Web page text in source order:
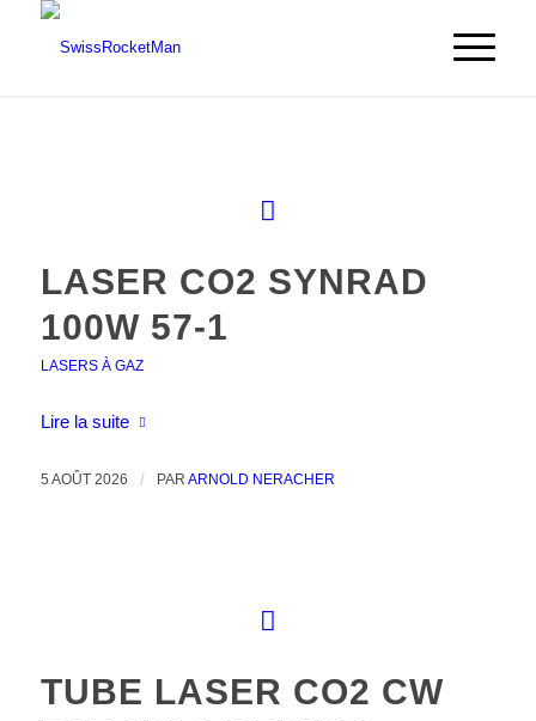
LASER CO2 SYNRAD
100W 57-1
LASERS À GAZ
Lire la suite
5 AOÛT 2026 / PAR ARNOLD NERACHER
TUBE LASER CO2 CW